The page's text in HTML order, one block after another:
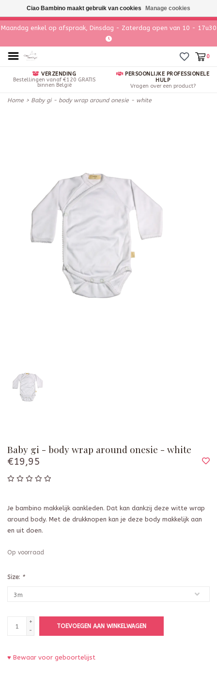
Maandag enkel op afspraak, Dinsdag - Zaterdag open van 10 - 17u30
0
VERZENDING
Bestellingen vanaf €120 GRATIS
binnen België
PERSOONLIJKE PROFESSIONELE
HULP
Vragen over een product?
Home > Baby gi - body wrap around onesie - white
Baby gi - body wrap around onesie - white
€19,95
Je bambino makkelijk aankleden. Dat kan dankzij deze witte wrap
around body. Met de drukknopen kan je deze body makkelijk aan
en uit doen.
Op voorraad
Size: *
+
-
TOEVOEGEN AAN WINKELWAGEN
♥ Bewaar voor geboortelijst
Ciao Bambino maakt gebruik van cookies Manage cookies